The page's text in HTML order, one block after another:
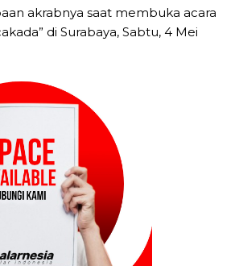
akrabnya saat membuka acara
di Surabaya, Sabtu, 4 Mei